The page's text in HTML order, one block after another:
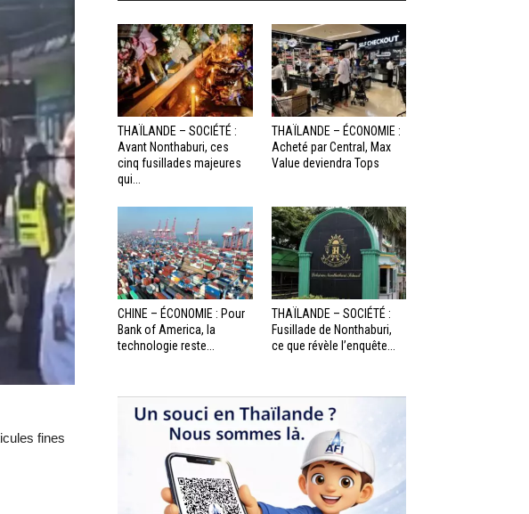
fines
THAÏLANDE – SOCIÉTÉ :
Avant Nonthaburi, ces
cinq fusillades majeures
qui...
THAÏLANDE – ÉCONOMIE :
Acheté par Central, Max
Value deviendra Tops
CHINE – ÉCONOMIE : Pour
Bank of America, la
technologie reste...
THAÏLANDE – SOCIÉTÉ :
Fusillade de Nonthaburi,
ce que révèle l’enquête...